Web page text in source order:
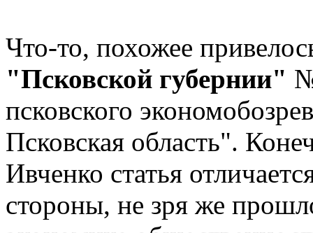
Что-то, похожее
"Псковской губернии"
псковского
Псковская область".
Ивченко статья
стороны, не зря же